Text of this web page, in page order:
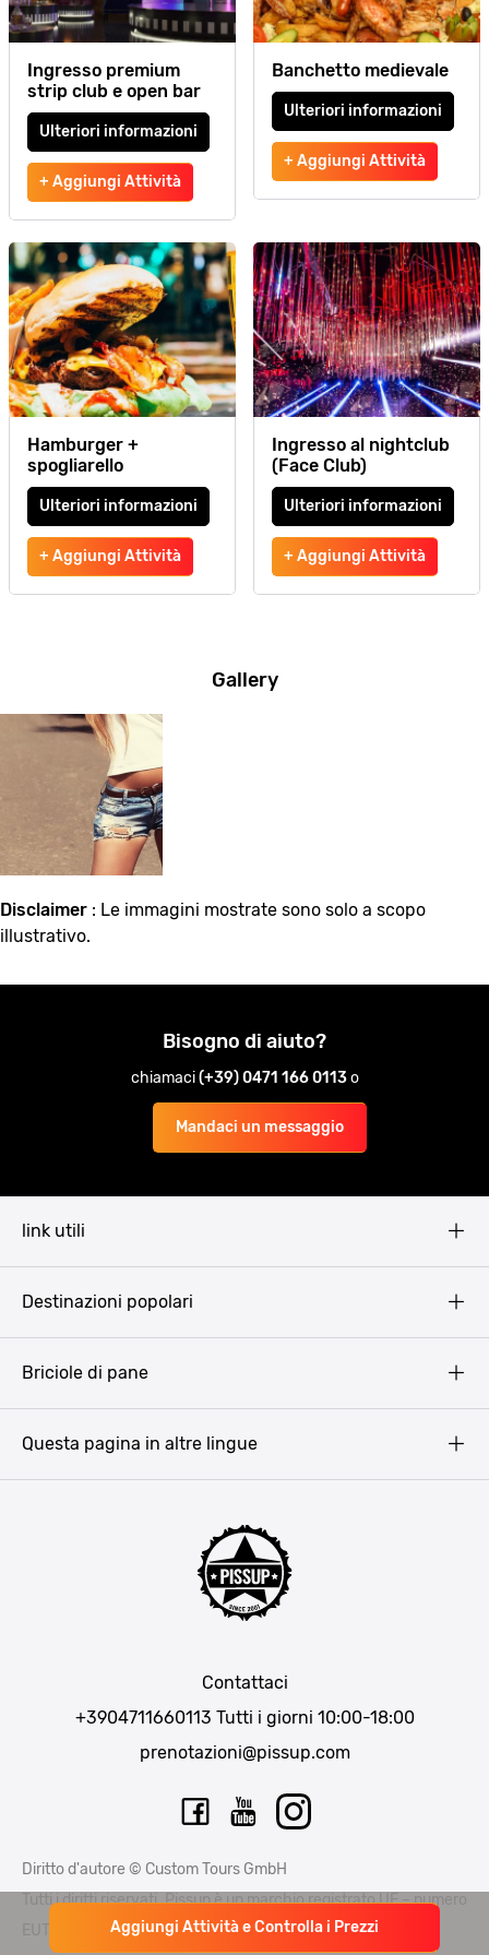
Aggiungi Attività e Controlla i Prezzi
Ingresso premium
strip club e open bar
Ulteriori informazioni
+ Aggiungi Attività
Banchetto medievale
Ulteriori informazioni
+ Aggiungi Attività
Hamburger +
spogliarello
Ulteriori informazioni
+ Aggiungi Attività
Ingresso al nightclub
(Face Club)
Ulteriori informazioni
+ Aggiungi Attività
Gallery
Disclaimer : Le immagini mostrate sono solo a scopo
illustrativo.
Bisogno di aiuto?
chiamaci(+39) 0471 166 0113o
Mandaci un messaggio
link utili
Destinazioni popolari
Bucarest
Briciole di pane
Contattaci
+3904711660113 Tutti i giorni 10:00-18:00
prenotazioni@pissup.com
Questa pagina in altre lingue
Diritto d'autore © Custom Tours GmbH
Tutti i diritti riservati. Pissup è un marchio registrato UE – numero
EUTM015397706 e EUTM 015397714